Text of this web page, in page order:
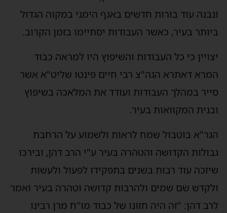
ונבנה עוד בורות חדשים באגף הימני במקוה הגדול
ביותר בעיר, כאשר העבודות יסתיימו בזמן הקרוב.
יצויין כי כל העבודות והשיפוץ היו למראה כבוד
המרא דאתרא הגה"צ רבי חיים פינטו שליט"א אשר
סייר במהלך העבודות ועודד את המלאכה בשיפוץ
ובנית המקוואות בעיר.
הגר"א בוטבול שמח לראות ולשמוע על הרחבת
גבולות הקדושה והטהרה בעיר ע"י הרב דהן, ובירכו
שיזכה עוד רבות בשנים בתפקידו לפעול ולעשות
ולקדש שם שמים ולהרבות קדושה וטהרה בעיר ואמר
לרב דהן: "זה היה חזונו של כבוד מו"ח מרן רבינו